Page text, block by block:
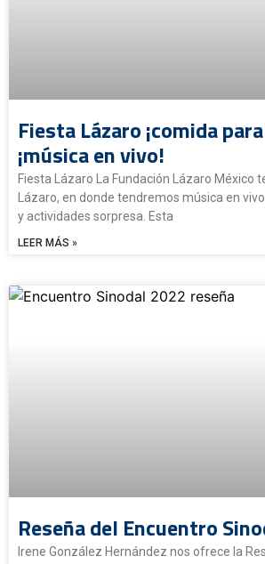
Fiesta Lázaro ¡comida
¡música en vivo!
Fiesta Lázaro La Fundación Lázaro México
Lázaro, en donde tendremos música en
y actividades sorpresa. Esta
LEER MÁS »
Reseña del Encuentro
Irene González Hernández nos ofrece la